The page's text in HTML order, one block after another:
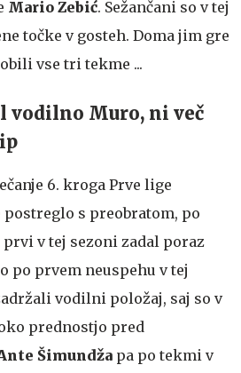
Mario Zebić. Sežančani so v tej
točke v gosteh. Doma jim gre
vse tri tekme ...
vodilno Muro, ni več
6. kroga Prve lige
s preobratom, po
v tej sezoni zadal poraz
po prvem neuspehu v tej
vodilni položaj, saj so v
prednostjo pred
Šimundža pa po tekmi v